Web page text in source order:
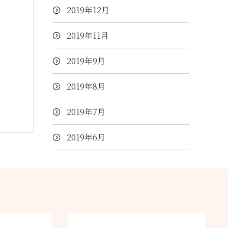
2019年12月
2019年11月
2019年9月
2019年8月
2019年7月
2019年6月